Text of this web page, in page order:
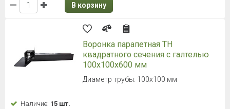
В корзину
Воронка парапетная ТН
квадратного сечения с галтелью
100х100х600 мм
Диаметр трубы: 100х100 мм
Наличие: 15 шт.